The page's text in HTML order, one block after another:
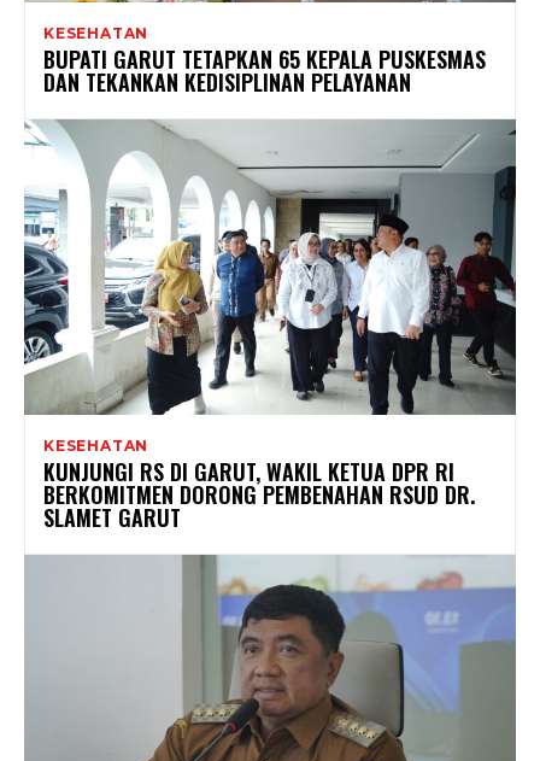
KESEHATAN
BUPATI GARUT TETAPKAN 65 KEPALA PUSKESMAS
DAN TEKANKAN KEDISIPLINAN PELAYANAN
KESEHATAN
KUNJUNGI RS DI GARUT, WAKIL KETUA DPR RI
BERKOMITMEN DORONG PEMBENAHAN RSUD DR.
SLAMET GARUT